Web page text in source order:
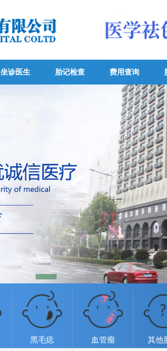
坐诊医生 胎记检查 费用查询
黑毛痣 血管瘤 其他